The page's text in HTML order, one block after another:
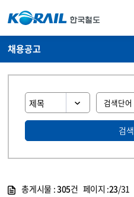
채용공고
검색
총게시물 :305건 페이지 :23/31